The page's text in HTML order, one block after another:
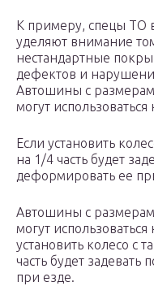
К примеру, спецы ТО
уделяют внимание
нестандартные
дефектов и
Автошины с
могут
Если установить
на 1/4 часть будет
деформировать ее
Автошины с
могут
установить колесо с
часть будет
при езде.